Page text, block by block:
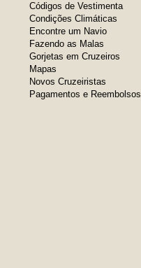
Códigos de Vestimenta
Condições Climáticas
Encontre um Navio
Fazendo as Malas
Gorjetas em Cruzeiros
Mapas
Novos Cruzeiristas
Pagamentos e Reembolsos